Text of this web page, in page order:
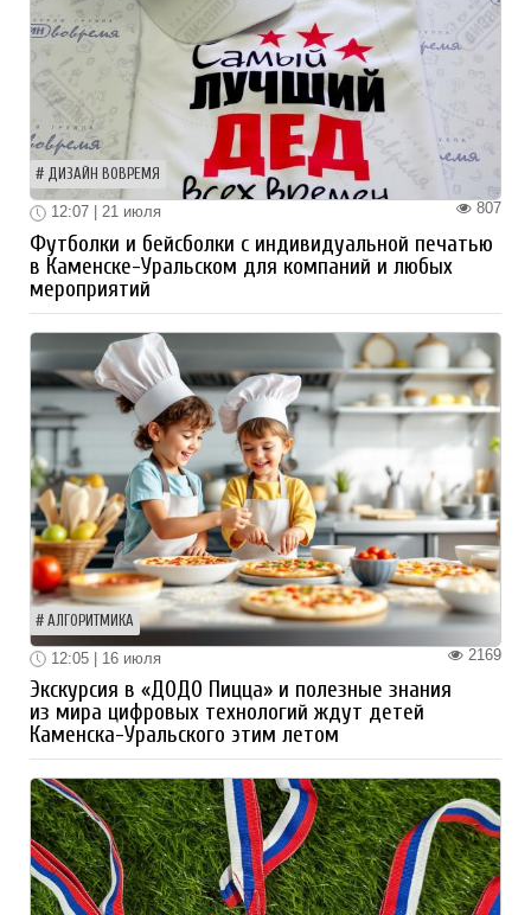
ДИЗАЙН ВОВРЕМЯ
807
12:07 | 21 июля
Футболки и бейсболки с индивидуальной печатью
в Каменске-Уральском для компаний и любых
мероприятий
АЛГОРИТМИКА
2169
12:05 | 16 июля
Экскурсия в «ДОДО Пицца» и полезные знания
из мира цифровых технологий ждут детей
Каменска-Уральского этим летом